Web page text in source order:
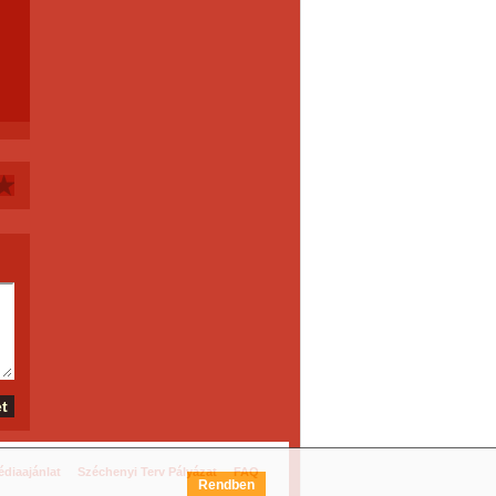
Széchenyi Terv Pályázat FAQ
Rendben